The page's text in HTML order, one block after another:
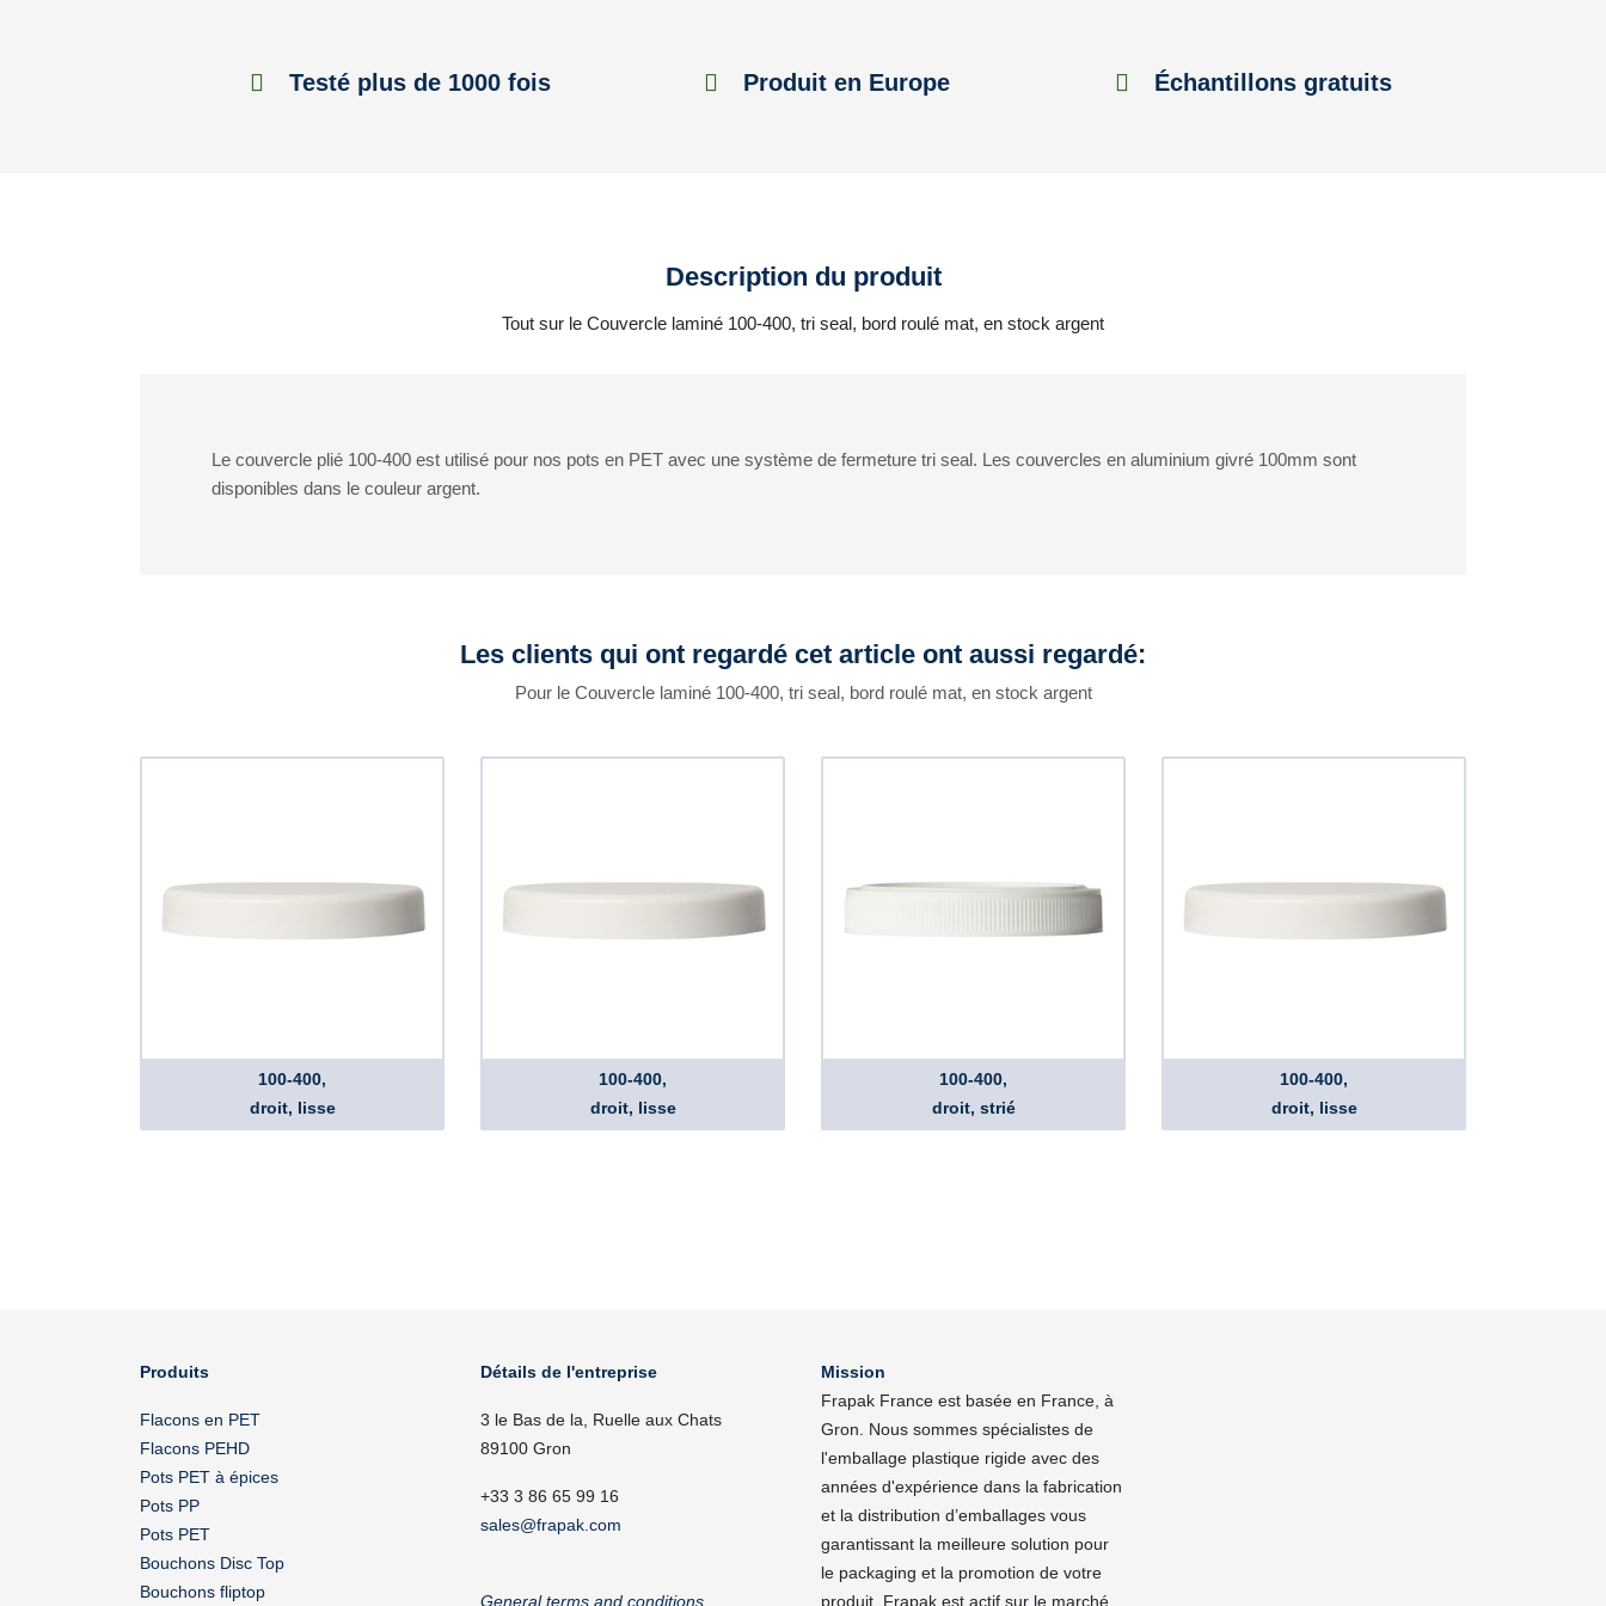
Testé plus de 1000 fois Produit en Europe Échantillons gratuits
Description du produit
Tout sur le Couvercle laminé 100-400, tri seal, bord roulé mat, en stock argent
Le couvercle plié 100-400 est utilisé pour nos pots en PET avec une système de fermeture tri seal. Les couvercles en aluminium givré 100mm sont
disponibles dans le couleur argent.
Les clients qui ont regardé cet article ont aussi regardé:
Pour le Couvercle laminé 100-400, tri seal, bord roulé mat, en stock argent
100-400,
droit, lisse
100-400,
droit, lisse
100-400,
droit, strié
100-400,
droit, lisse
Produits
Flacons en PET
Flacons PEHD
Pots PET à épices
Pots PP
Pots PET
Bouchons Disc Top
Bouchons fliptop
Détails de l'entreprise
3 le Bas de la, Ruelle aux Chats
89100 Gron
+33 3 86 65 99 16
sales@frapak.com
General terms and conditions
Mission
Frapak France est basée en France, à
Gron. Nous sommes spécialistes de
l'emballage plastique rigide avec des
années d'expérience dans la fabrication
et la distribution d’emballages vous
garantissant la meilleure solution pour
le packaging et la promotion de votre
produit. Frapak est actif sur le marché